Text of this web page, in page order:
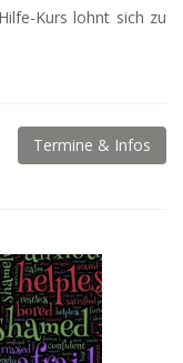
Kurs lohnt sich zu
Termine & Infos